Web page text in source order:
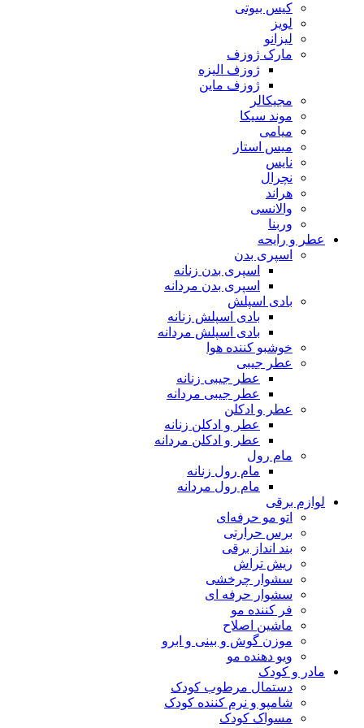
کیس بیوتی
لویز
لیزانو
مارک ژوزف
ژوزف الیزه
ژوزف ماین
مجیکالر
موند سیکا
میامی
میس استار
نایس
نچرال
هراند
والانسی
وربنا
عطر و رایحه
اسپری بدن
اسپری بدن زنانه
اسپری بدن مردانه
بادی اسپلش
بادی اسپلش زنانه
بادی اسپلش مردانه
خوشبو کننده هوا
عطر جیبی
عطر جیبی زنانه
عطر جیبی مردانه
عطر و ادکلن
عطر و ادکلن زنانه
عطر و ادکلن مردانه
مام رول
مام رول زنانه
مام رول مردانه
لوازم برقی
اتو مو حرفه‌ای
برس حرارتی
بند انداز برقی
ریش تراش
سشوار چرخشی
سشوار حرفه ای
فر کننده‌ مو
ماشین اصلاح
موزن گوش و بینی و ابرو
ویو دهنده مو
مادر و کودک
دستمال مرطوب کودک
شامپو و نرم کننده کودک
مسواک کودک